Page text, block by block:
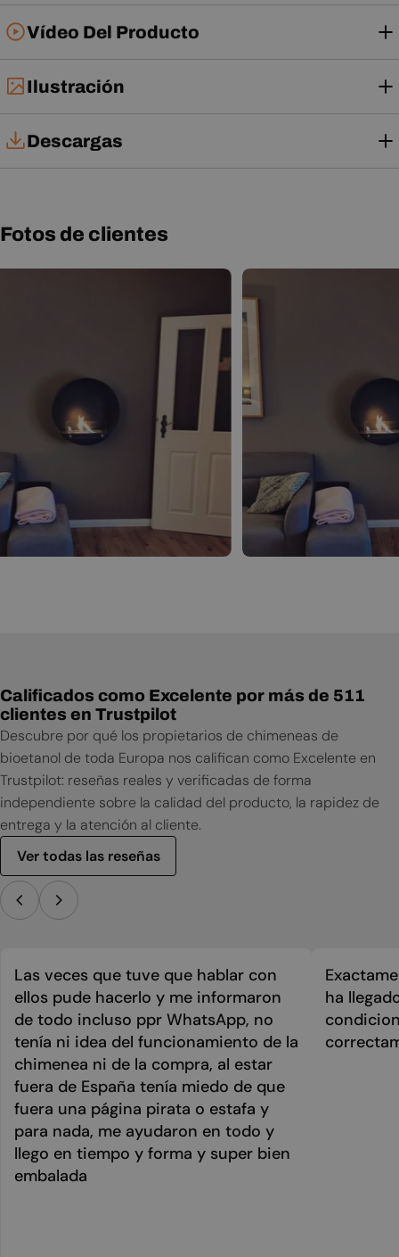
Vídeo Del Producto
Ilustración
Descargas
Manual de usuario
Fotos de clientes
Calificados como Excelente por más de 511
clientes en Trustpilot
Descubre por qué los propietarios de chimeneas de
bioetanol de toda Europa nos califican como Excelente en
Trustpilot: reseñas reales y verificadas de forma
independiente sobre la calidad del producto, la rapidez de
entrega y la atención al cliente.
Ver todas las reseñas
Las veces que tuve que hablar con
ellos pude hacerlo y me informaron
de todo incluso ppr WhatsApp, no
tenía ni idea del funcionamiento de la
chimenea ni de la compra, al estar
fuera de España tenía miedo de que
fuera una página pirata o estafa y
para nada, me ayudaron en todo y
llego en tiempo y forma y super bien
embalada
ha